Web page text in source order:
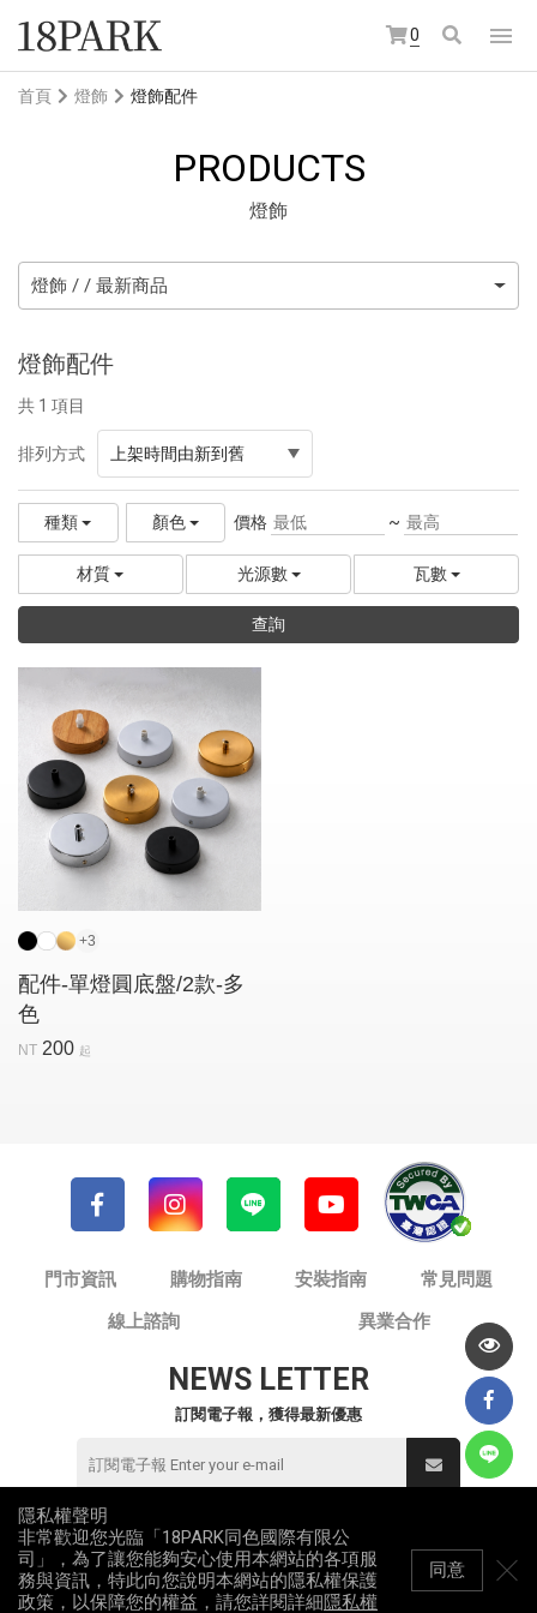
0
首頁 燈飾 燈飾配件
PRODUCTS
燈飾
燈飾 / / 最新商品
燈飾配件
共 1 項目
排列方式 上架時間由新到舊
種類 顏色 價格 ~
材質 光源數 瓦數
查詢
+3
配件-單燈圓底盤/2款-多
色
NT 200 起
門市資訊 購物指南 安裝指南
常見問題
線上諮詢
異業合作
NEWS LETTER
訂閱電子報，獲得最新優惠
© 同色國際有限公司 / 18PARK流行燈飾傢飾
統一編號：82953912
All Rights Reserved
隱私權聲明
非常歡迎您光臨「18PARK同色國際有限公
司」，為了讓您能夠安心使用本網站的各項服
務與資訊，特此向您說明本網站的隱私權保護
政策，以保障您的權益，請您詳閱詳細隱私權
同意